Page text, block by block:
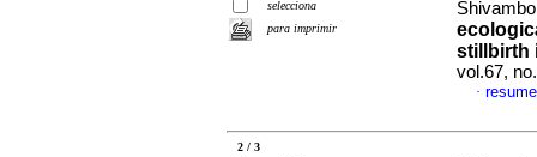
selecciona
para imprimir
stillbirth
vol.67,
·
2 / 3